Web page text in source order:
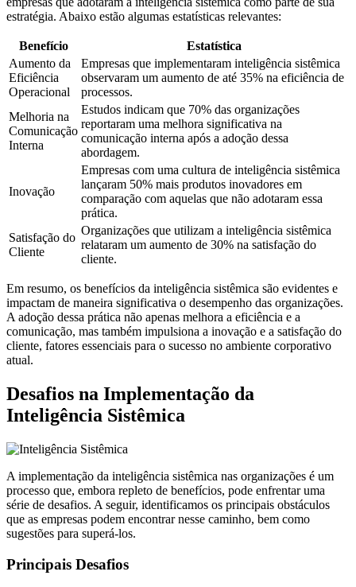
estratégia. Abaixo estão algumas estatísticas relevantes:
Benefício
Estatística
Aumento da
Eficiência
Operacional
Empresas que implementaram inteligência sistêmica
observaram um aumento de até 35% na eficiência de
processos.
Melhoria na
Comunicação
Interna
Estudos indicam que 70% das organizações
reportaram uma melhora significativa na
comunicação interna após a adoção dessa
abordagem.
Inovação
Empresas com uma cultura de inteligência sistêmica
lançaram 50% mais produtos inovadores em
comparação com aquelas que não adotaram essa
prática.
Satisfação do
Cliente
Organizações que utilizam a inteligência sistêmica
relataram um aumento de 30% na satisfação do
cliente.
Em resumo, os benefícios da inteligência sistêmica são evidentes e
impactam de maneira significativa o desempenho das organizações.
A adoção dessa prática não apenas melhora a eficiência e a
comunicação, mas também impulsiona a inovação e a satisfação do
cliente, fatores essenciais para o sucesso no ambiente corporativo
atual.
Desafios na Implementação da
Inteligência Sistêmica
A implementação da inteligência sistêmica nas organizações é um
processo que, embora repleto de benefícios, pode enfrentar uma
série de desafios. A seguir, identificamos os principais obstáculos
que as empresas podem encontrar nesse caminho, bem como
sugestões para superá-los.
Principais Desafios